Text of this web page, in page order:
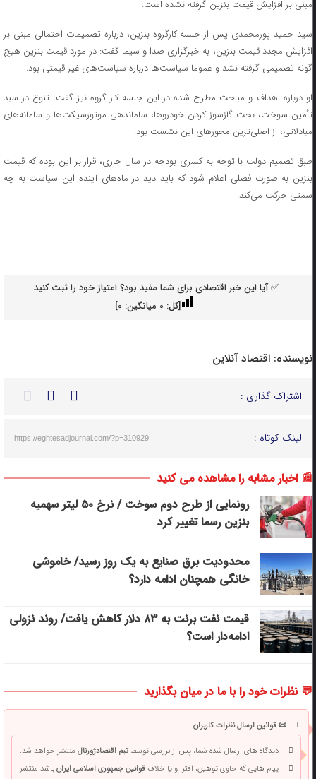
مبنی بر افزایش قیمت بنزین گرفته نشده است.
سید حمید پورمحمدی پس از جلسه کارگروه بنزین، درباره تصمیمات احتمالی مبنی بر
افزایش مجدد قیمت بنزین، به خبرگزاری صدا و سیما گفت: در مورد قیمت بنزین هیچ
گونه تصمیمی گرفته نشد و عموما سیاست‌ها درباره سیاست‌های غیر قیمتی بود.
او درباره اهداف و مباحث مطرح شده در این جلسه کار گروه نیز گفت: تنوع در سبد
تأمین سوخت، بحث گازسوز کردن خودروها، ساماندهی موتورسیکت‌ها و سامانه‌های
مبادلاتی، از اصلی‌ترین محور‌های این نشست بود.
طبق تصمیم دولت با توجه به کسری بودجه در سال جاری، قرار بر این بوده که قیمت
بنزین به صورت فصلی اعلام شود که باید دید در ماه‌های آینده این سیاست به چه
سمتی حرکت می‌کند.
✅ آیا این خبر اقتصادی برای شما مفید بود؟ امتیاز خود را ثبت کنید.
[کل: 0میانگین: 0
]
نویسنده: اقتصاد آنلاین
اشتراک گذاری :
لینک کوتاه : https://eghtesadjournal.com/?p=310929
📰 اخبار مشابه را مشاهده می کنید
رونمایی از طرح دوم سوخت / نرخ ۵۰ لیتر سهمیه
بنزین رسما تغییر کرد
محدودیت برق صنایع به یک روز رسید/ خاموشی
خانگی همچنان ادامه دارد؟
قیمت نفت برنت به ۸۳ دلار کاهش یافت/ روند نزولی
ادامه‌دار است؟
💬 نظرات خود را با ما در میان بگذارید
📜 قوانین ارسال نظرات کاربران
دیدگاه های ارسال شده شما، پس از بررسی توسطتیم اقتصادژورنالمنتشر خواهد شد.
پیام هایی که حاوی توهین، افترا و یا خلافقوانین جمهوری اسلامی ایرانباشد منتشر